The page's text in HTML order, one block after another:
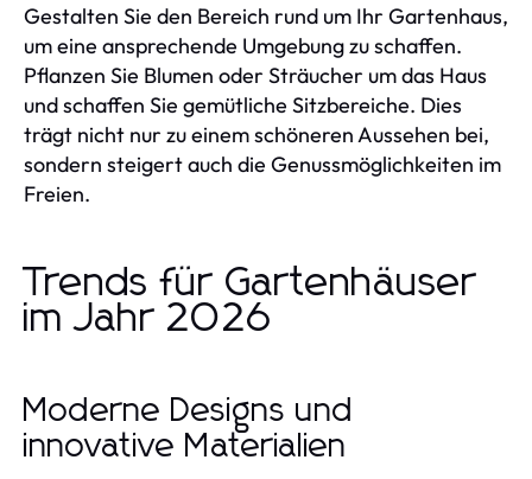
Gestalten Sie den Bereich rund um Ihr Gartenhaus,
um eine ansprechende Umgebung zu schaffen.
Pflanzen Sie Blumen oder Sträucher um das Haus
und schaffen Sie gemütliche Sitzbereiche. Dies
trägt nicht nur zu einem schöneren Aussehen bei,
sondern steigert auch die Genussmöglichkeiten im
Freien.
Trends für Gartenhäuser
im Jahr 2026
Moderne Designs und
innovative Materialien